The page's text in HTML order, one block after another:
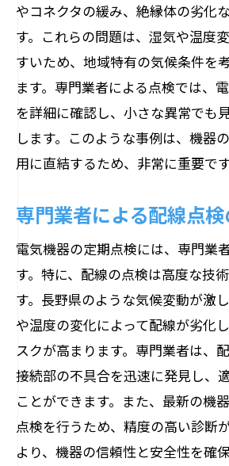
やコネクタの緩み、絶縁体の劣化
す。これらの問題は、湿気や温度
すいため、地域特有の気候条件を
ます。専門業者による点検では、
を詳細に確認し、小さな異常でも
します。このような事例は、機器
用に直結するため、非常に重要です
専門業者による配線点
電気機器の定期点検には、専門業
す。特に、配線の点検は高度な技
す。長野県のような気候変動が激
や温度の変化によって配線が劣化
スクが高まります。専門業者は、
接続部の不具合を迅速に発見し、
ことができます。また、最新の機
点検を行うため、精度の高い診断
より、機器の信頼性と安全性を確